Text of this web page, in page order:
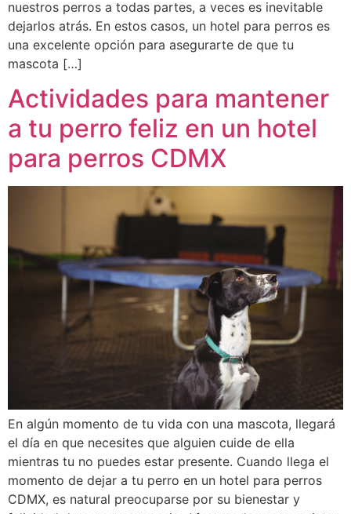
nuestros perros a todas partes, a veces es inevitable
dejarlos atrás. En estos casos, un hotel para perros es
una excelente opción para asegurarte de que tu
mascota […]
Actividades para mantener
a tu perro feliz en un hotel
para perros CDMX
En algún momento de tu vida con una mascota, llegará
el día en que necesites que alguien cuide de ella
mientras tu no puedes estar presente. Cuando llega el
momento de dejar a tu perro en un hotel para perros
CDMX, es natural preocuparse por su bienestar y